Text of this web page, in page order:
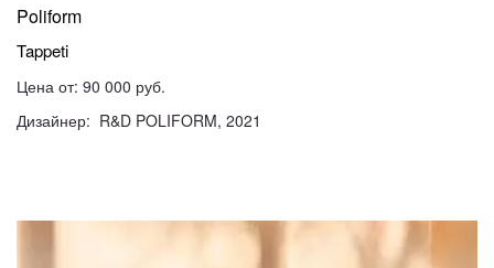
Poliform
Tappeti
Цена от: 90 000 руб.
Дизайнер: R&D POLIFORM, 2021